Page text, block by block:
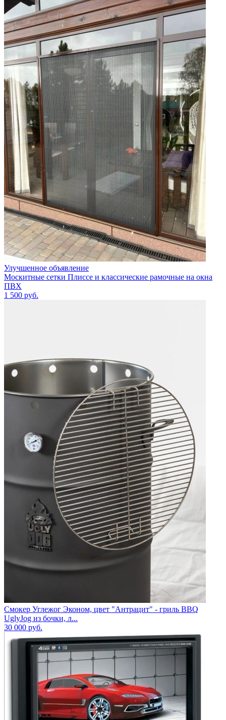
Улучшенное объявление
Москитные сетки Плиссе и классические рамочные на окна
ПВХ
1 500 руб.
Смокер Углежог Эконом, цвет "Антрацит" - гриль BBQ
UglyJog из бочки, л...
30 000 руб.